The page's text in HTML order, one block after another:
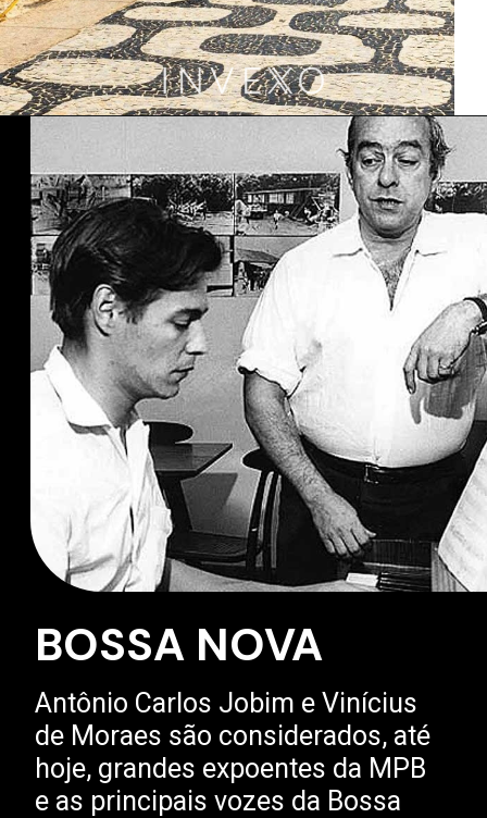
BOSSA NOVA
Antônio Carlos Jobim e Vinícius
de Moraes são considerados, até
hoje, grandes expoentes da MPB
e as principais vozes da Bossa